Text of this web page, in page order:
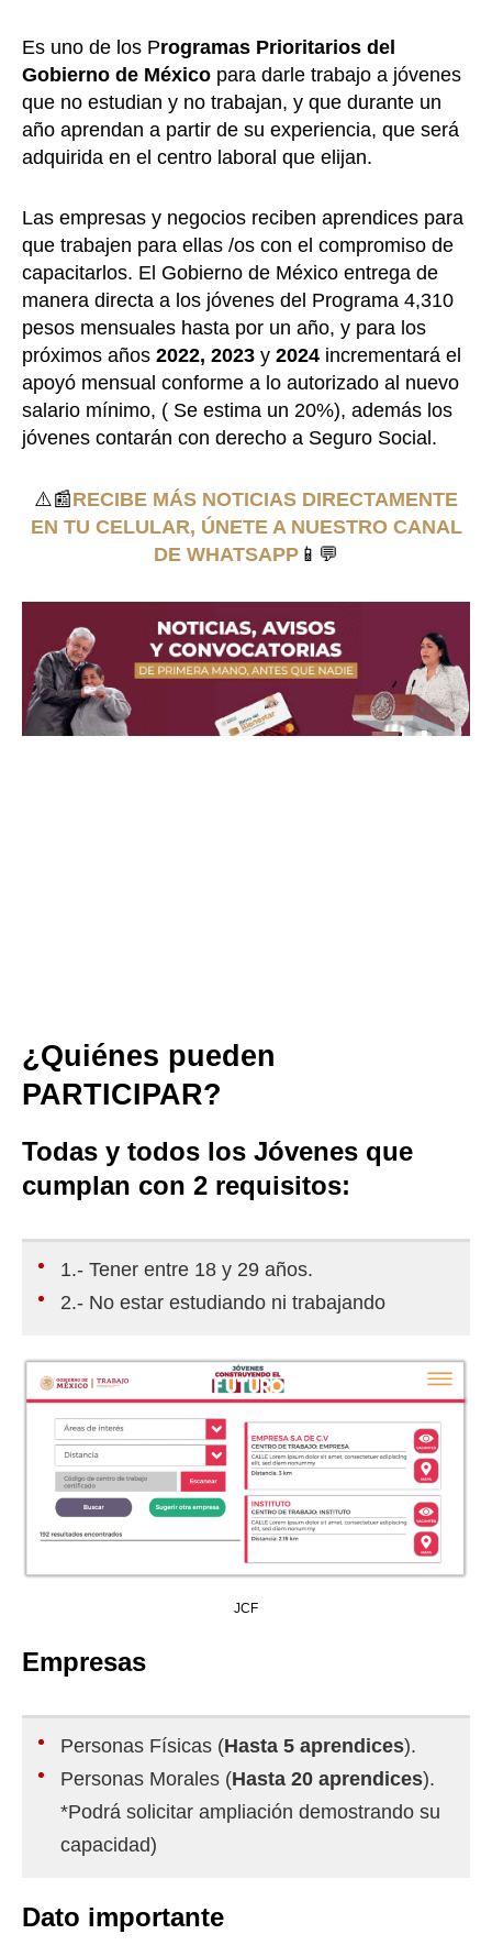
Es uno de los Programas Prioritarios del
Gobierno de México para darle trabajo a jóvenes
que no estudian y no trabajan, y que durante un
año aprendan a partir de su experiencia, que será
adquirida en el centro laboral que elijan.
Las empresas y negocios reciben aprendices para
que trabajen para ellas /os con el compromiso de
capacitarlos. El Gobierno de México entrega de
manera directa a los jóvenes del Programa 4,310
pesos mensuales hasta por un año, y para los
próximos años 2022, 2023 y 2024 incrementará el
apoyó mensual conforme a lo autorizado al nuevo
salario mínimo, ( Se estima un 20%), además los
jóvenes contarán con derecho a Seguro Social.
⚠️📰RECIBE MÁS NOTICIAS DIRECTAMENTE
EN TU CELULAR, ÚNETE A NUESTRO CANAL
DE WHATSAPP 📱💬
¿Quiénes pueden
PARTICIPAR?
Todas y todos los Jóvenes que
cumplan con 2 requisitos:
1.- Tener entre 18 y 29 años.
2.- No estar estudiando ni trabajando
JCF
Empresas
Personas Físicas (Hasta 5 aprendices).
Personas Morales (Hasta 20 aprendices).
*Podrá solicitar ampliación demostrando su
capacidad)
Dato importante